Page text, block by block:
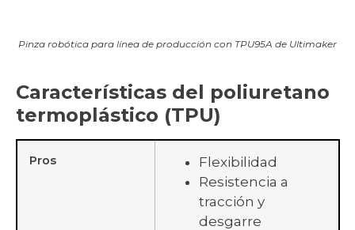
Pinza robótica para línea de producción con TPU95A de Ultimaker
Características del poliuretano
termoplástico (TPU)
Pros
Flexibilidad
Resistencia a
tracción y
desgarre